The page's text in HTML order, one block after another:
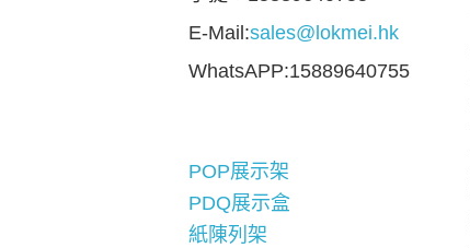
E-Mail:sales@lokmei.hk
WhatsAPP:15889640755
POP展示架
PDQ展示盒
紙陳列架